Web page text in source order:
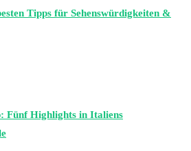
Tipps für Sehenswürdigkeiten &
Fünf Highlights in Italiens